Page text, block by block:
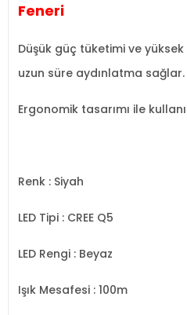
Feneri
Düşük güç tüketimi ve
uzun süre aydınlatma sağlar.
Ergonomik tasarımı ile
Renk : Siyah
LED Tipi : CREE Q5
LED Rengi : Beyaz
Işık Mesafesi : 100m